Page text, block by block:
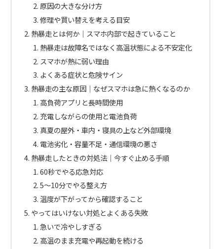
原因の大きな分け方
修理や買い替えを考える目安
熱暴走とは何か｜スマホ内部で起きていること
熱暴走は故障名ではなく高温状態による不安定化
スマホが熱に弱い理由
よくある症状と危険サイン
熱暴走の主な原因｜なぜスマホは急に熱くなるのか
高負荷アプリと長時間使用
充電しながらの使用と電池負荷
真夏の屋外・車内・寝具の上など外部環境
電池劣化・容量不足・通信環境の悪さ
熱暴走したときの対処法｜今すぐ止める手順
60秒でやる応急対応
5〜10分でやる整え方
温度が下がってから確認すること
やってはいけない対処とよくある失敗
急いで冷やしすぎる
高温のまま充電や再起動を続ける